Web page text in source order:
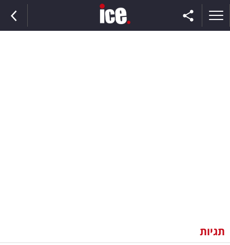
וצרכנות
תגיות